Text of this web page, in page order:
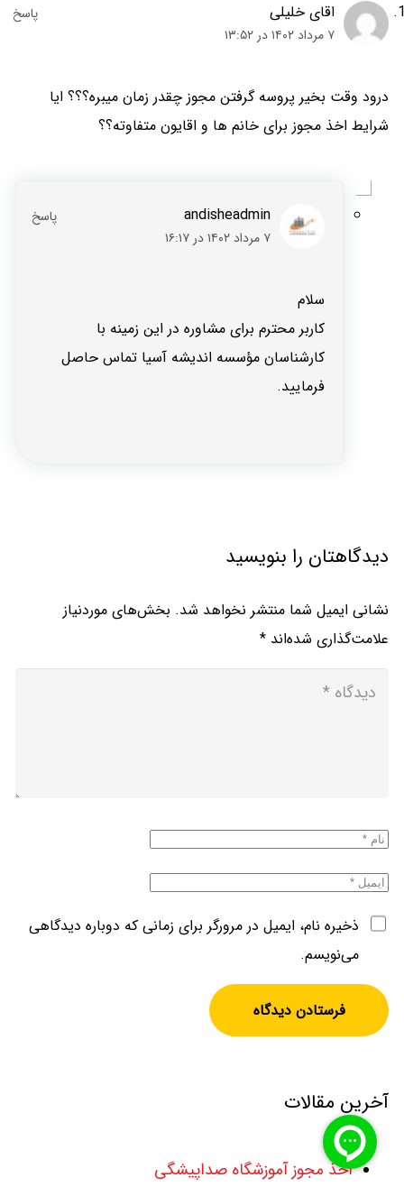
اقای خلیلی
۷ مرداد ۱۴۰۲ در ۱۳:۵۲
درود وقت بخیر پروسه گرفتن مجوز چقدر زمان میبره؟؟؟ ایا
شرایط اخذ مجوز برای خانم ها و اقایون متفاوته؟؟
andisheadmin
۷ مرداد ۱۴۰۲ در ۱۶:۱۷
سلام
کاربر محترم برای مشاوره در این زمینه با
کارشناسان مؤسسه اندیشه آسیا تماس حاصل
فرمایید.
دیدگاهتان را بنویسید
نشانی ایمیل شما منتشر نخواهد شد. بخش‌های موردنیاز
علامت‌گذاری شده‌اند *
ذخیره نام، ایمیل در مرورگر برای زمانی که دوباره دیدگاهی
می‌نویسم.
آخرین مقالات
اخذ مجوز آموزشگاه صداپیشگی